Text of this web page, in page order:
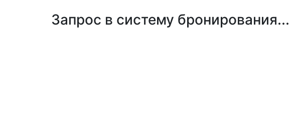
Запрос в систему бронирования...